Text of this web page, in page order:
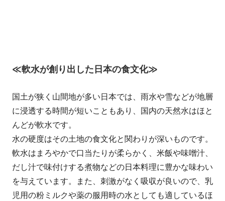
≪軟水が創り出した日本の食文化≫
国土が狭く山間地が多い日本では、雨水や雪などが地層
に浸透する時間が短いこともあり、国内の天然水はほと
んどが軟水です。
水の硬度はその土地の食文化と関わりが深いものです。
軟水はまろやかで口当たりが柔らかく、米飯や味噌汁、
だし汁で味付けする煮物などの日本料理に豊かな味わい
を与えています。また、刺激がなく吸収が良いので、乳
児用の粉ミルクや薬の服用時の水としても適しているほ